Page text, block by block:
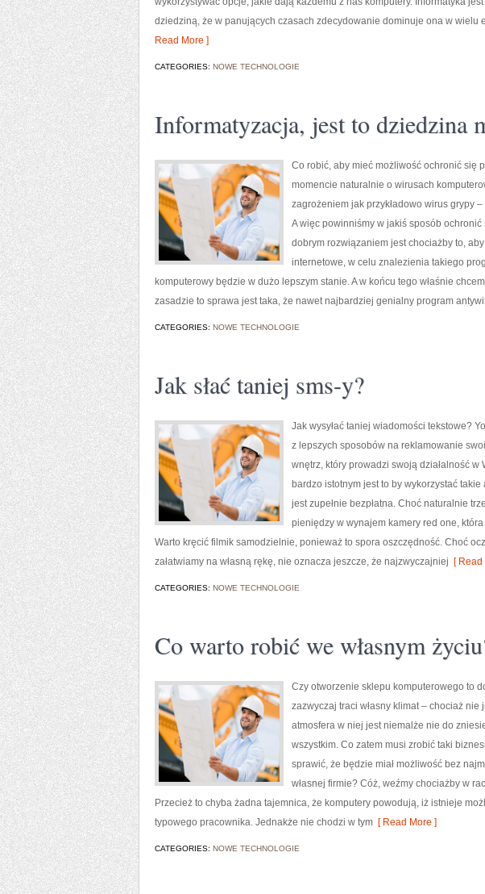
dziedziną, że w panujących czasach zdecydowanie dominuje ona w
Read More ]
CATEGORIES: NOWE TECHNOLOGIE
Informatyzacja, jest to dziedzina
Co robić, aby mieć możliwość ochronić się
momencie naturalnie o wirusach
zagrożeniem jak przykładowo wirus grypy
A więc powinniśmy w jakiś sposób
dobrym rozwiązaniem jest chociażby to,
internetowe, w celu znalezienia takiego
komputerowy będzie w dużo lepszym stanie. A w końcu tego właśnie
zasadzie to sprawa jest taka, że nawet najbardziej genialny program
CATEGORIES: NOWE TECHNOLOGIE
Jak słać taniej sms-y?
Jak wysyłać taniej wiadomości tekstowe?
z lepszych sposobów na reklamowanie
wnętrz, który prowadzi swoją działalność
bardzo istotnym jest to by wykorzystać
jest zupełnie bezpłatna. Choć naturalnie
pieniędzy w wynajem kamery red one,
Warto kręcić filmik samodzielnie, ponieważ to spora oszczędność. Choć
załatwiamy na własną rękę, nie oznacza jeszcze, że najzwyczajniej [ Read
CATEGORIES: NOWE TECHNOLOGIE
Co warto robić we własnym
Czy otworzenie sklepu komputerowego to
zazwyczaj traci własny klimat – chociaż
atmosfera w niej jest niemalże nie do
wszystkim. Co zatem musi zrobić taki
sprawić, że będzie miał możliwość bez
własnej firmie? Cóż, weźmy chociażby w
Przecież to chyba żadna tajemnica, że komputery powodują, iż istnieje
typowego pracownika. Jednakże nie chodzi w tym [ Read More ]
CATEGORIES: NOWE TECHNOLOGIE